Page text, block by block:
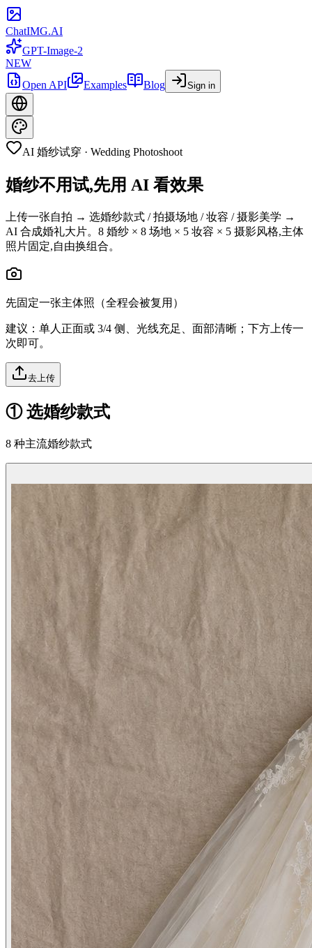
ChatIMG.AI
GPT-Image-2
NEW
Open API
Examples Blog Sign in
AI 婚纱试穿 · Wedding Photoshoot
婚纱不用试,先用 AI 看效果
上传一张自拍 → 选婚纱款式 / 拍摄场地 / 妆容 / 摄影美学 →
AI 合成婚礼大片。8 婚纱 × 8 场地 × 5 妆容 × 5 摄影风格,主体
照片固定,自由换组合。
先固定一张主体照（全程会被复用）
建议：单人正面或 3/4 侧、光线充足、面部清晰；下方上传一
次即可。
去上传
① 选婚纱款式
8 种主流婚纱款式